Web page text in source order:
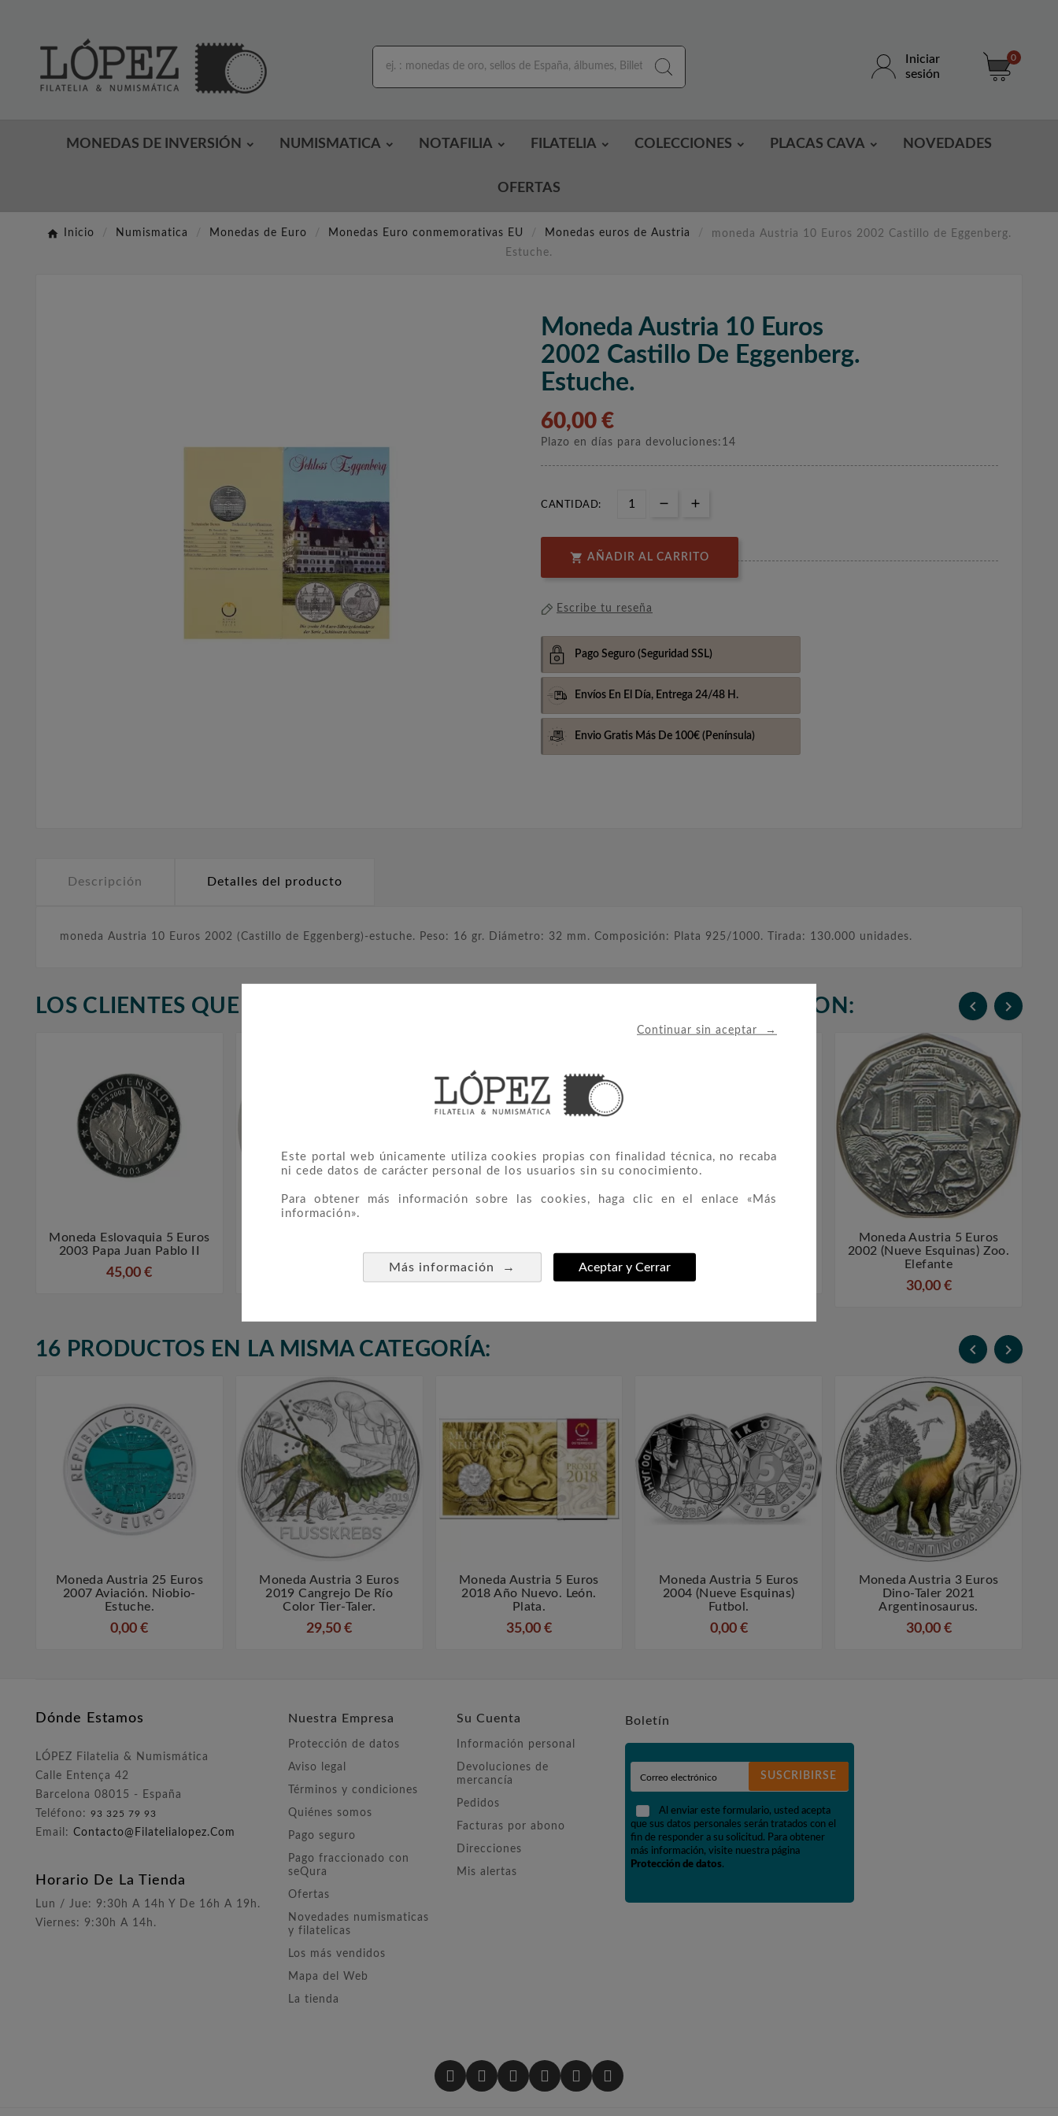
Continuar sin aceptar →
Este portal web únicamente utiliza cookies propias con finalidad técnica, no recaba
ni cede datos de carácter personal de los usuarios sin su conocimiento.
Para obtener más información sobre las cookies, haga clic en el enlace «Más
información».
Más información → Aceptar y Cerrar
Iniciar
sesión
0
MONEDAS DE INVERSIÓN NUMISMATICA NOTAFILIA FILATELIA COLECCIONES PLACAS CAVA NOVEDADES
OFERTAS
Inicio Numismatica Monedas de Euro Monedas Euro conmemorativas EU Monedas euros de Austria
moneda Austria 10 Euros 2002 Castillo de Eggenberg.
Estuche.
Moneda Austria 10 Euros
2002 Castillo De Eggenberg.
Estuche.
60,00 €
Plazo en días para devoluciones:14
CANTIDAD:
 AÑADIR AL CARRITO
Escribe tu reseña
Pago Seguro (Seguridad SSL)
Envíos En El Día, Entrega 24/48 H.
Envio Gratis Más De 100€ (Península)
Descripción Detalles del producto
moneda Austria 10 Euros 2002 (Castillo de Eggenberg)-estuche. Peso: 16 gr. Diámetro: 32 mm. Composición: Plata 925/1000. Tirada: 130.000 unidades.
LOS CLIENTES QUE ADQUIRIERON ESTE PRODUCTO TAMBIÉN COMPRARON:  
 
Moneda Eslovaquia 5 Euros
2003 Papa Juan Pablo II
45,00 €
Euros Eslovenia 2008.
 
(Plata)
250,00 €
Olympics) 2003 (estuche)
 
Moneda Austria 5 Euros
2002 (nueve Esquinas) Zoo.
Elefante
30,00 €
16 PRODUCTOS EN LA MISMA CATEGORÍA:  
 
Moneda Austria 25 Euros
2007 Aviación. Niobio-
Estuche.
0,00 €
 
Moneda Austria 3 Euros
2019 Cangrejo De Río
Color Tier-Taler.
29,50 €
 
Moneda Austria 5 Euros
2018 Año Nuevo. León.
Plata.
35,00 €
 
Moneda Austria 5 Euros
2004 (nueve Esquinas)
Futbol.
0,00 €
 
Moneda Austria 3 Euros
Dino-Taler 2021
Argentinosaurus.
30,00 €
Dónde Estamos
LÓPEZ Filatelia & Numismática
Calle Entença 42
Barcelona 08015 - España
Teléfono: 93 325 79 93
Email: Contacto@filatelialopez.com
Horario De La Tienda
Lun / Jue: 9:30h A 14h Y De 16h A 19h.
Viernes: 9:30h A 14h.
Nuestra Empresa
Protección de datos
Aviso legal
Términos y condiciones
Quiénes somos
Pago seguro
Pago fraccionado con
seQura
Ofertas
Novedades numismaticas
y filatelicas
Los más vendidos
Mapa del Web
La tienda
Su Cuenta
Información personal
Devoluciones de
mercancía
Pedidos
Facturas por abono
Direcciones
Mis alertas
Boletín
SUSCRIBIRSE
Al enviar este formulario, usted acepta
que sus datos personales serán tratados con el
fin de responder a su solicitud. Para obtener
más información, visite nuestra página
Protección de datos.